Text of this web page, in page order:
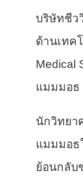
บริษัทชีว
ด้านเทค
Medical
แมมมอธ
นักวิทยา
แมมมอธ
ย้อนกลับ